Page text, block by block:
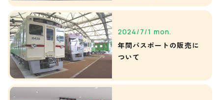
2024/7/1 mon.
年間パスポートの販売に
ついて